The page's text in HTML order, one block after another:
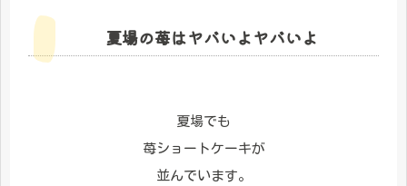
夏場の苺はヤバいよヤバいよ
夏場でも
苺ショートケーキが
並んでいます。